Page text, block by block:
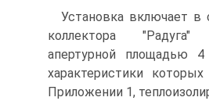
Установка включает в
коллектора
апертурной площадью 4
характеристики
Приложении 1,